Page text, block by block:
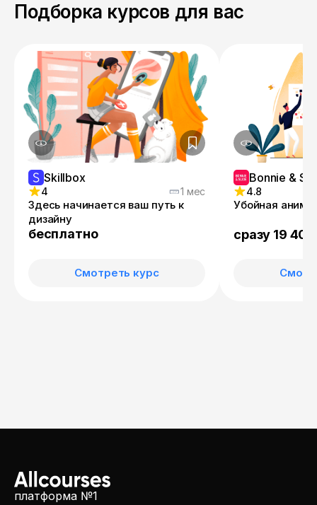
Подборка курсов для вас
Skillbox
4 1 мес
Здесь начинается ваш путь к
дизайну
бесплатно
Смотреть курс
Bonnie &
4.8
Убойная
сразу 19
платформа №1